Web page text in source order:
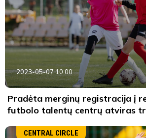
2023-05-07 10:00
Pradėta merginų registracija į
futbolo talentų centrų atviras
CENTRAL CIRCLE